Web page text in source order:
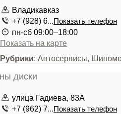
Владикавказ
+7 (928) 6...Показать телефон
пн-сб 09:00–18:00
Показать на карте
Рубрики: Автосервисы,
улица Гадиева, 83А
+7 (962) 7...Показать телефон